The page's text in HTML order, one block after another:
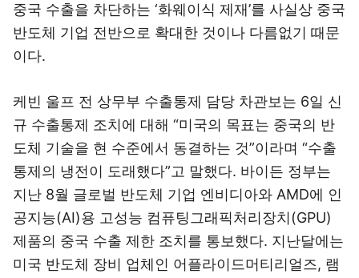
중국 수출을 차단하는 ‘화웨이식 제재’를 사실상 중국
반도체 기업 전반으로 확대한 것이나 다름없기 때문
이다.
케빈 울프 전 상무부 수출통제 담당 차관보는 6일 신
규 수출통제 조치에 대해 “미국의 목표는 중국의 반
도체 기술을 현 수준에서 동결하는 것”이라며 “수출
통제의 냉전이 도래했다”고 말했다. 바이든 정부는
지난 8월 글로벌 반도체 기업 엔비디아와 AMD에 인
공지능(AI)용 고성능 컴퓨팅그래픽처리장치(GPU)
제품의 중국 수출 제한 조치를 통보했다. 지난달에는
미국 반도체 장비 업체인 어플라이드머티리얼즈, 램